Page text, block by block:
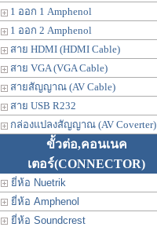
1 ออก 1 Amphenol
1 ออก 2 Amphenol
สาย HDMI (HDMI Cable)
สาย VGA (VGA Cable)
สายสัญญาณ (AV Cable)
สาย USB R232
กล่องแปลงสัญญาณ (AV Coverter)
ขั้วต่อ,คอนเนค
เตอร์(CONNECTOR)
ยี่ห้อ Nuetrik
ยี่ห้อ Amphenol
ยี่ห้อ Soundcrest